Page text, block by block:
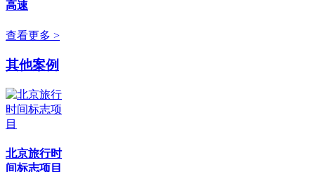
高速
查看更多 >
其他案例
北京旅行时
间标志项目